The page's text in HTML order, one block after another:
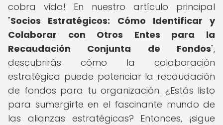
cobra vida! En nuestro artículo principal
"Socios Estratégicos: Cómo Identificar y
Colaborar con Otros Entes para la
Recaudación Conjunta de Fondos",
descubrirás cómo la colaboración
estratégica puede potenciar la recaudación
de fondos para tu organización. ¿Estás listo
para sumergirte en el fascinante mundo de
las alianzas estratégicas? Entonces, ¡sigue